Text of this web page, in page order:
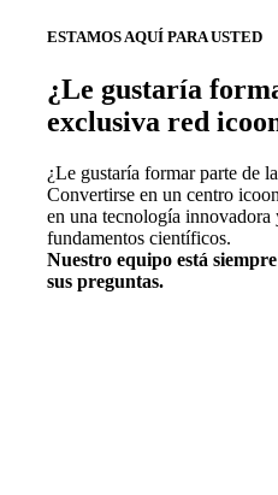
ESTAMOS AQUÍ PARA USTED
¿Le gustaría
exclusiva red
¿Le gustaría formar parte de
Convertirse en un centro
en una tecnología innovadora
fundamentos científicos.
Nuestro equipo está
sus preguntas.